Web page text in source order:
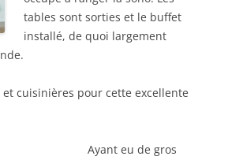
tables sont sorties et le buffet
installé, de quoi largement
cuisinières pour cette excellente
Ayant eu de gros